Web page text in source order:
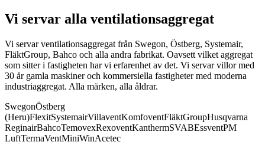
Vi servar alla ventilationsaggregat
Vi servar ventilationsaggregat från Swegon, Östberg, Systemair,
FläktGroup, Bahco och alla andra fabrikat. Oavsett vilket aggregat
som sitter i fastigheten har vi erfarenhet av det. Vi servar villor med
30 år gamla maskiner och kommersiella fastigheter med moderna
industriaggregat. Alla märken, alla åldrar.
SwegonÖstberg
(Heru)FlexitSystemairVillaventKomfoventFläktGroupHusqvarna
ReginairBahcoTemovexRexoventKanthermSVABEssventPM
LuftTermaVentMiniWinAcetec